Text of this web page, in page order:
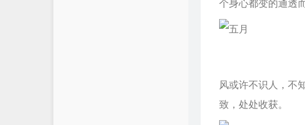
个身心都变的通透
风或许不识人，不
致，处处收获。